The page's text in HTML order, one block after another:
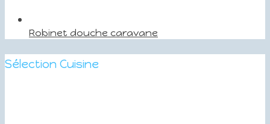
Robinet douche caravane
Sélection Cuisine